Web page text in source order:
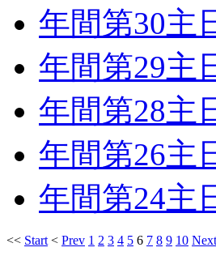
年間第30主
年間第29主
年間第28主
年間第26主
年間第24主
<< Start < Prev 1 2 3 4 5 6 7 8 9 10 Next